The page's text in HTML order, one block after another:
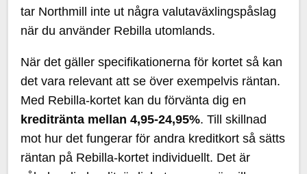
tar Northmill inte ut några valutaväxlingspåslag
när du använder Rebilla utomlands.
När det gäller specifikationerna för kortet så kan
det vara relevant att se över exempelvis räntan.
Med Rebilla-kortet kan du förvänta dig en
kreditränta mellan 4,95-24,95%. Till skillnad
mot hur det fungerar för andra kreditkort så sätts
räntan på Rebilla-kortet individuellt. Det är